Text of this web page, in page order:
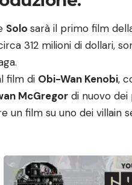
Solo sarà il primo film
312 milioni di dollari,
film di Obi-Wan Kenobi,
McGregor di nuovo dei
un film su uno dei villain